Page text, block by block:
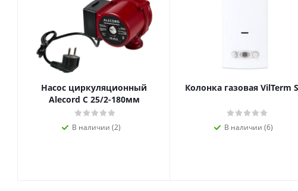
Насос циркуляционный
Alecord C 25/2-180мм
В наличии (2)
Колонка газовая VilTerm
В наличии (6)